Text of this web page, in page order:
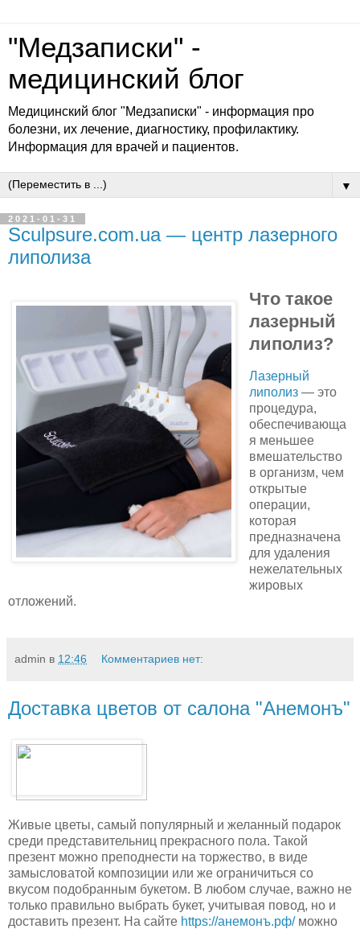
"Медзаписки" -
медицинский блог
Медицинский блог "Медзаписки" - информация про
болезни, их лечение, диагностику, профилактику.
Информация для врачей и пациентов.
▼
2021-01-31
Sculpsure.com.ua — центр лазерного
липолиза
Что такое
лазерный
липолиз?
Лазерный
липолиз— это
процедура,
обеспечивающа
я меньшее
вмешательство
в организм, чем
открытые
операции,
которая
предназначена
для удаления
нежелательных
жировых
отложений.
admin в 12:46 Комментариев нет:
Доставка цветов от салона "Анемонъ"
Живые цветы, самый популярный и желанный подарок
среди представительниц прекрасного пола. Такой
презент можно преподнести на торжество, в виде
замысловатой композиции или же ограничиться со
вкусом подобранным букетом. В любом случае, важно не
только правильно выбрать букет, учитывая повод, но и
доставить презент. На сайте https://анемонъ.рф/можно